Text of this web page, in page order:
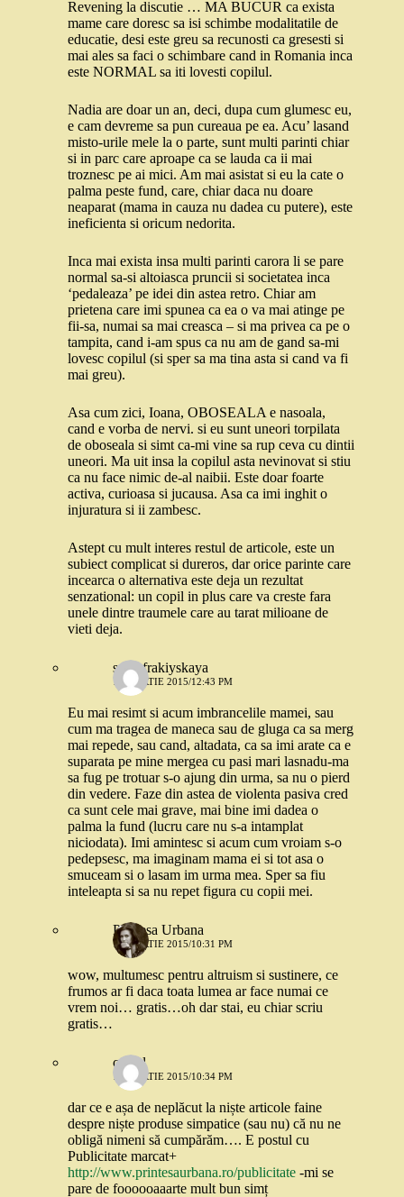
Revening la discutie … MA BUCUR ca exista
mame care doresc sa isi schimbe modalitatile de
educatie, desi este greu sa recunosti ca gresesti si
mai ales sa faci o schimbare cand in Romania inca
este NORMAL sa iti lovesti copilul.
Nadia are doar un an, deci, dupa cum glumesc eu,
e cam devreme sa pun cureaua pe ea. Acu’ lasand
misto-urile mele la o parte, sunt multi parinti chiar
si in parc care aproape ca se lauda ca ii mai
troznesc pe ai mici. Am mai asistat si eu la cate o
palma peste fund, care, chiar daca nu doare
neaparat (mama in cauza nu dadea cu putere), este
ineficienta si oricum nedorita.
Inca mai exista insa multi parinti carora li se pare
normal sa-si altoiasca pruncii si societatea inca
‘pedaleaza’ pe idei din astea retro. Chiar am
prietena care imi spunea ca ea o va mai atinge pe
fii-sa, numai sa mai creasca – si ma privea ca pe o
tampita, cand i-am spus ca nu am de gand sa-mi
lovesc copilul (si sper sa ma tina asta si cand va fi
mai greu).
Asa cum zici, Ioana, OBOSEALA e nasoala,
cand e vorba de nervi. si eu sunt uneori torpilata
de oboseala si simt ca-mi vine sa rup ceva cu dintii
uneori. Ma uit insa la copilul asta nevinovat si stiu
ca nu face nimic de-al naibii. Este doar foarte
activa, curioasa si jucausa. Asa ca imi inghit o
injuratura si ii zambesc.
Astept cu mult interes restul de articole, este un
subiect complicat si dureros, dar orice parinte care
incearca o alternativa este deja un rezultat
senzational: un copil in plus care va creste fara
unele dintre traumele care au tarat milioane de
vieti deja.
samofrakiyskaya
13 MARTIE 2015/12:43 PM
Eu mai resimt si acum imbrancelile mamei, sau
cum ma tragea de maneca sau de gluga ca sa merg
mai repede, sau cand, altadata, ca sa imi arate ca e
suparata pe mine mergea cu pasi mari lasnadu-ma
sa fug pe trotuar s-o ajung din urma, sa nu o pierd
din vedere. Faze din astea de violenta pasiva cred
ca sunt cele mai grave, mai bine imi dadea o
palma la fund (lucru care nu s-a intamplat
niciodata). Imi amintesc si acum cum vroiam s-o
pedepsesc, ma imaginam mama ei si tot asa o
smuceam si o lasam im urma mea. Sper sa fiu
inteleapta si sa nu repet figura cu copii mei.
Printesa Urbana
12 MARTIE 2015/10:31 PM
wow, multumesc pentru altruism si sustinere, ce
frumos ar fi daca toata lumea ar face numai ce
vrem noi… gratis…oh dar stai, eu chiar scriu
gratis…
catgal
12 MARTIE 2015/10:34 PM
dar ce e așa de neplăcut la niște articole faine
despre niște produse simpatice (sau nu) că nu ne
obligă nimeni să cumpărăm…. E postul cu
Publicitate marcat+
http://www.printesaurbana.ro/publicitate -mi se
pare de foooooaaarte mult bun simț